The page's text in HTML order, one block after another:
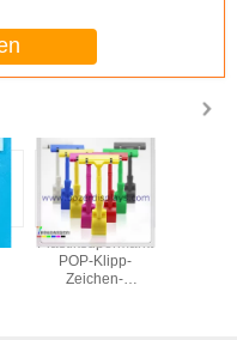
Plastiksupermarkt
POP-Klipp-
Zeichen-